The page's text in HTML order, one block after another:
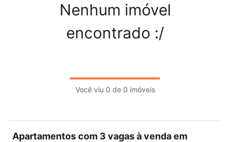
Nenhum imóvel
encontrado :/
Você viu 0 de 0 imóveis
Apartamentos com 3 vagas à venda em